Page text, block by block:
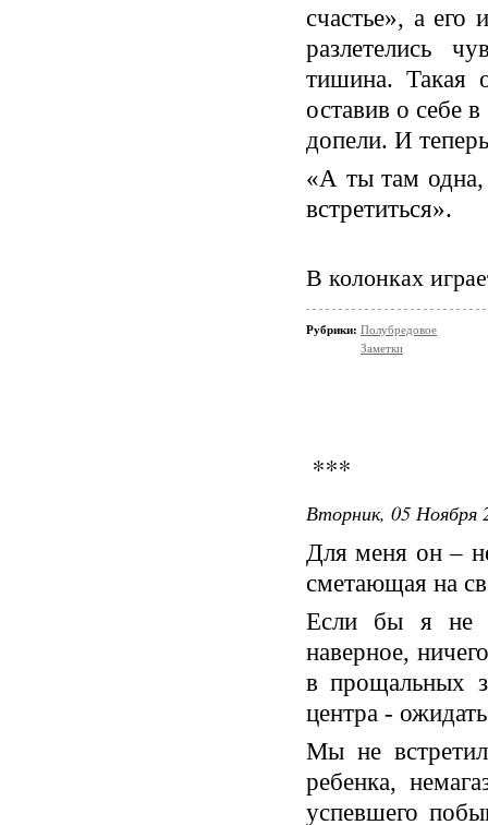
счастье», а
разлетелись
тишина. Такая
оставив о себе
допели. И
«А ты там
встретиться».
В колонках
Рубрики: Полубредовое
Заметки
***
Вторник, 05 Ноября
Для меня он –
сметающая на
Если бы я не
наверное,
в прощальных
центра -
Мы не
ребенка,
успевшего